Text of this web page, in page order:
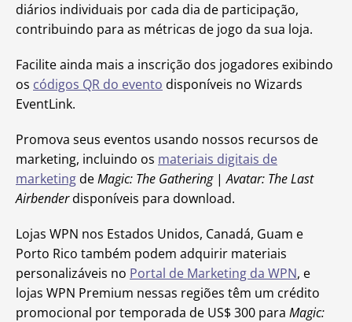
diários individuais por cada dia de participação,
contribuindo para as métricas de jogo da sua loja.
Facilite ainda mais a inscrição dos jogadores exibindo
os códigos QR do evento disponíveis no Wizards
EventLink.
Promova seus eventos usando nossos recursos de
marketing, incluindo os materiais digitais de
marketing deMagic: The Gathering|Avatar: The Last
Airbenderdisponíveis para download.
Lojas WPN nos Estados Unidos, Canadá, Guam e
Porto Rico também podem adquirir materiais
personalizáveis no Portal de Marketing da WPN, e
lojas WPN Premium nessas regiões têm um crédito
promocional por temporada de US$ 300 para Magic: